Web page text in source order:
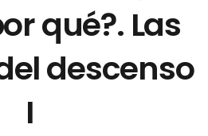
qué?. Las
descenso
I